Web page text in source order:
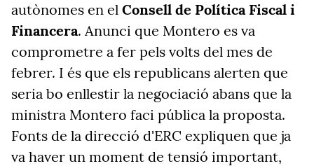
autònomes en el Consell de Política Fiscal i
Financera. Anunci que Montero es va
comprometre a fer pels volts del mes de
febrer. I és que els republicans alerten que
seria bo enllestir la negociació abans que la
ministra Montero faci pública la proposta.
Fonts de la direcció d'ERC expliquen que ja
va haver un moment de tensió important,